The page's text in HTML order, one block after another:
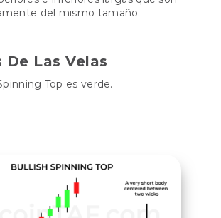
del mismo tamaño.
De Las Velas
Top es verde.